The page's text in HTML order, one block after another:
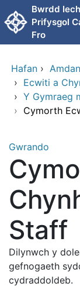
Neidio i'r prif
Bwrdd
Prifysgol
Fro
Hafan ›
› Ecwiti a
› Y Gymraeg
› Cymorth
Gwrando
Staff
Dilynwch y
gefnogaeth
cydraddoldeb.